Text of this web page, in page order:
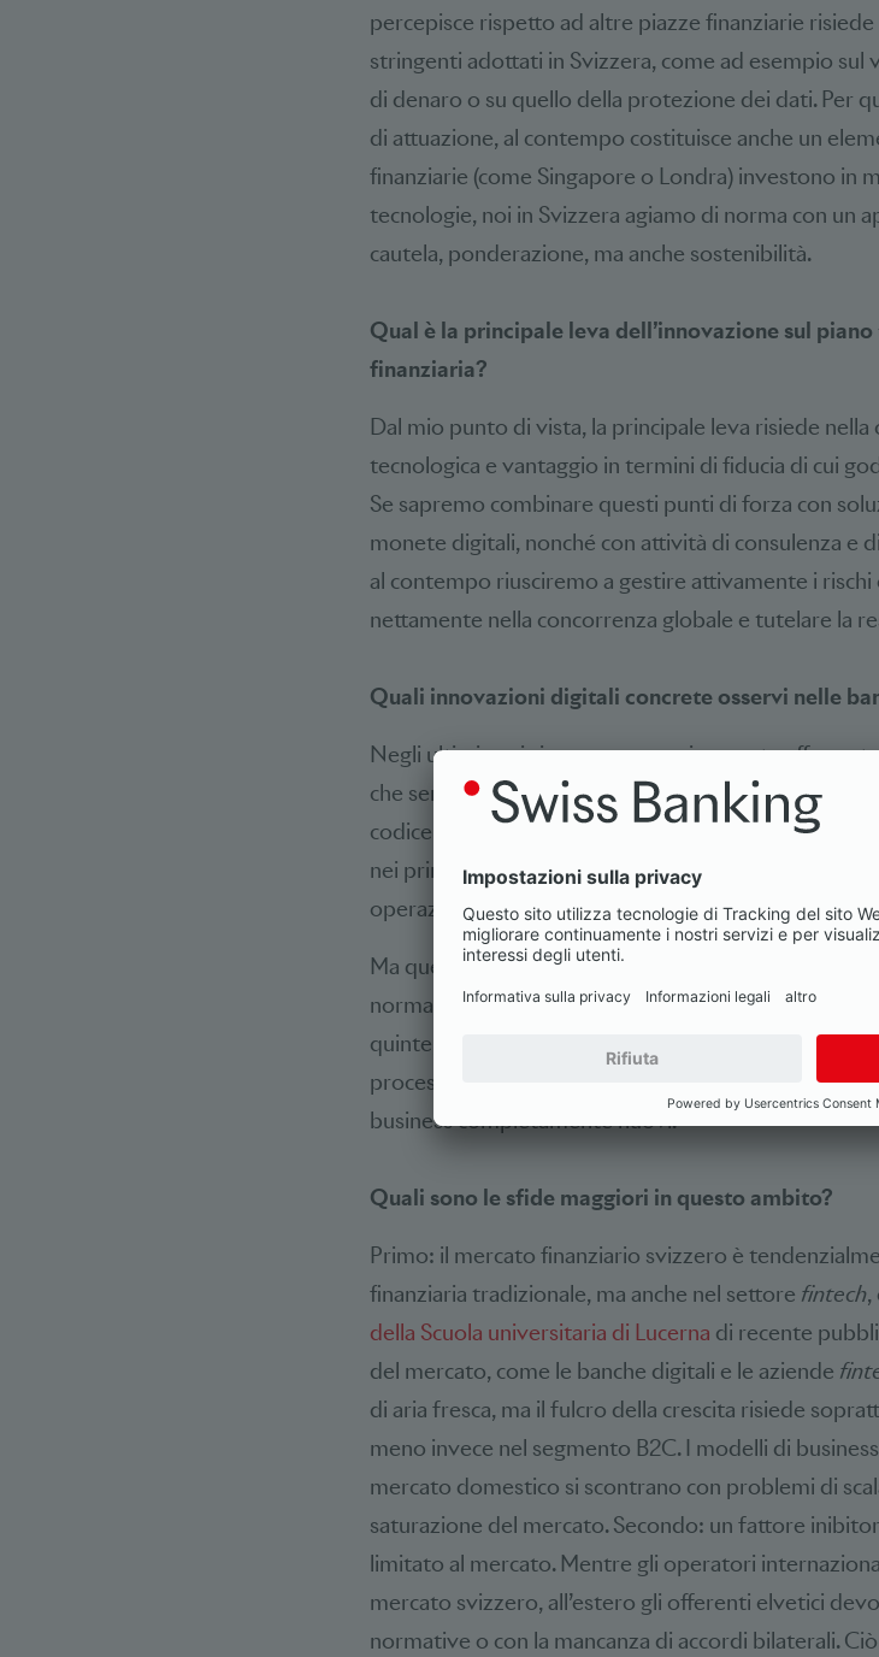
percepisce rispetto ad altre piazze finanziarie
stringenti adottati in Svizzera, come ad esempio sul
di denaro o su quello della protezione dei dati. Per
di attuazione, al contempo costituisce anche un
finanziarie (come Singapore o Londra) investono in
tecnologie, noi in Svizzera agiamo di norma con un
cautela, ponderazione, ma anche sostenibilità.
Qual è la principale leva dell’innovazione sul
finanziaria?
Dal mio punto di vista, la principale leva risiede
tecnologica e vantaggio in termini di fiducia di cui
Se sapremo combinare questi punti di forza con
monete digitali, nonché con attività di consulenza e di
al contempo riusciremo a gestire attivamente i
nettamente nella concorrenza globale e tutelare la
Quali innovazioni digitali concrete osservi nelle
Negli ultimi anni si sono progressivamente
che semplificano la nostra quotidianità: pagare con
codice QR o pagarle direttamente via eBill,
nei principali wallet mobili o investire in soluzioni
operazioni del tutto normali per moltissimi clienti.
Ma questo è solo un lato della medaglia. Nel settore
norma in modo incrementale e non radicale. Molti
quinte, senza che molte volte la clientela se ne
processi esistenti e accrescere l’efficienza del
business completamente nuovi.
Quali sono le sfide maggiori in questo ambito?
Primo: il mercato finanziario svizzero è
finanziaria tradizionale, ma anche nel settore fintech,
della Scuola universitaria di Lucerna di recente
del mercato, come le banche digitali e le aziende
di aria fresca, ma il fulcro della crescita risiede
meno invece nel segmento B2C. I modelli di
mercato domestico si scontrano con problemi di
saturazione del mercato. Secondo: un fattore
limitato al mercato. Mentre gli operatori
mercato svizzero, all’estero gli offerenti elvetici
normative o con la mancanza di accordi bilaterali.